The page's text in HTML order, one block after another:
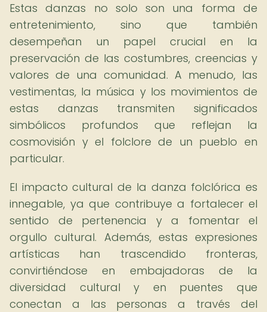
Estas danzas no solo son una forma de
entretenimiento, sino que también
desempeñan un papel crucial en la
preservación de las costumbres, creencias y
valores de una comunidad. A menudo, las
vestimentas, la música y los movimientos de
estas danzas transmiten significados
simbólicos profundos que reflejan la
cosmovisión y el folclore de un pueblo en
particular.
El impacto cultural de la danza folclórica es
innegable, ya que contribuye a fortalecer el
sentido de pertenencia y a fomentar el
orgullo cultural. Además, estas expresiones
artísticas han trascendido fronteras,
convirtiéndose en embajadoras de la
diversidad cultural y en puentes que
conectan a las personas a través del